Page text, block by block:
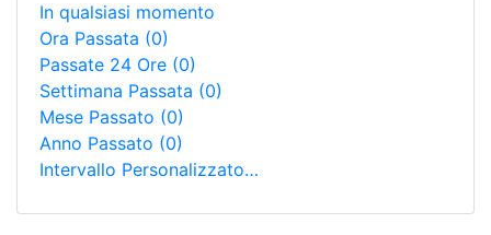
In qualsiasi momento
Ora Passata (0)
Passate 24 Ore (0)
Settimana Passata (0)
Mese Passato (0)
Anno Passato (0)
Intervallo Personalizzato…